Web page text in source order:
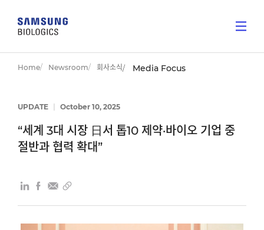
Home Newsroom 회사소식 Media Focus
UPDATE October 10, 2025
“세계 3대 시장 日서 톱10 제약·바이오 기업 중
절반과 협력 확대”